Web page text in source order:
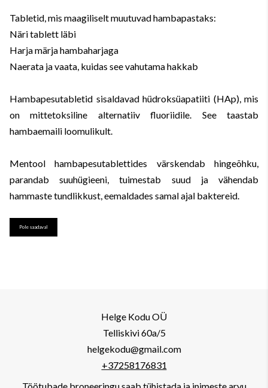
Tabletid, mis maagiliselt muutuvad hambapastaks:
Näri tablett läbi
Harja märja hambaharjaga
Naerata ja vaata, kuidas see vahutama hakkab
Hambapesutabletid sisaldavad hüdroksüapatiiti (HAp), mis
on mittetoksiline alternatiiv fluoriidile. See taastab
hambaemaili loomulikult.
Mentool hambapesutablettides värskendab hingeõhku,
parandab suuhügieeni, tuimestab suud ja vähendab
hammaste tundlikkust, eemaldades samal ajal baktereid.
Pole saadaval
Helge Kodu OÜ
Telliskivi 60a/5
helgekodu@gmail.com
+37258176831